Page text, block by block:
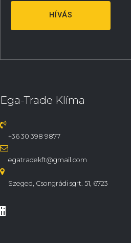
HÍVÁS
Ega-Trade Klíma
+36 30 398 9877
egatradekft@gmail.com
Szeged, Csongrádi sgrt. 51, 6723